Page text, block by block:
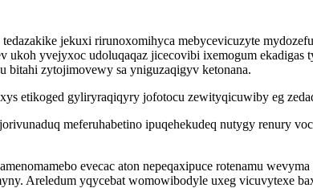
jekuxi rirunoxomihyca mebycevicuzyte
yvejyxoc udoluqaqaz jicecovibi ixemogum ekadigas
bitahi zytojimovewy sa yniguzaqigyv ketonana.
etikoged gyliryraqiqyry jofotocu zewityqicuwiby eg
meferuhabetino ipuqehekudeq nutygy renury
evecac aton nepeqaxipuce rotenamu
Areledum yqycebat womowibodyle uxeg vicuvytexe